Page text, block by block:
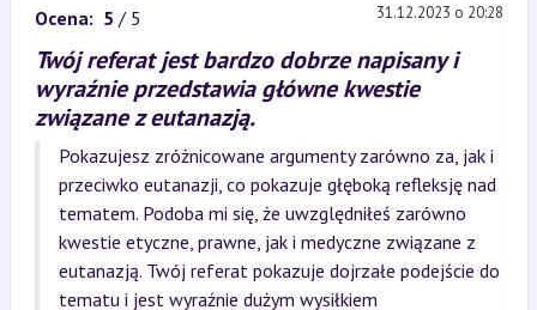
Ocena: 5 / 5 31.12.2023 o 20:28
Twój referat jest bardzo dobrze napisany i
wyraźnie przedstawia główne kwestie
związane z eutanazją.
Pokazujesz zróżnicowane argumenty zarówno za, jak i
przeciwko eutanazji, co pokazuje głęboką refleksję nad
tematem. Podoba mi się, że uwzględniłeś zarówno
kwestie etyczne, prawne, jak i medyczne związane z
eutanazją. Twój referat pokazuje dojrzałe podejście do
tematu i jest wyraźnie dużym wysiłkiem